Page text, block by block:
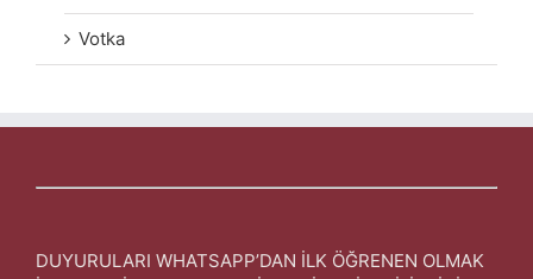
Votka
DUYURULARI WHATSAPP’DAN İLK ÖĞRENEN OLMAK